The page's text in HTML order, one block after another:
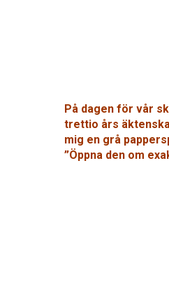
På dagen för vår
trettio års
mig en grå
”Öppna den om